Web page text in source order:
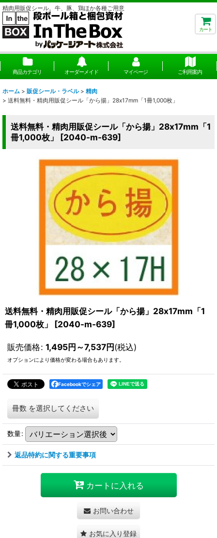
精肉用販促シール。牛、豚、鶏ほか各種ご用意
カート
商品カテゴリ オーダーメイド マイページ ご利用案内
ホーム > 販促シール・ラベル > 精肉
> 送料無料・精肉用販促シール「から揚」28x17mm「1冊1,000枚」
送料無料・精肉用販促シール「から揚」28x17mm「1
冊1,000枚」
[2040-m-639]
送料無料・精肉用販促シール「から揚」28x17mm「1
冊1,000枚」
[2040-m-639]
販売価格: 1,495円～7,537円(税込)
オプションにより価格が変わる場合もあります。
Facebookでシェア
冊数 を選択してください
数量:
返品特約に関する重要事項
カートに入れる
お問い合わせ
お気に入り登録